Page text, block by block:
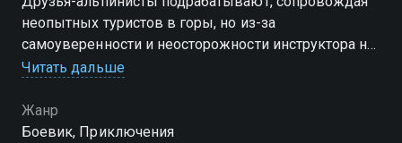
неопытных туристов в горы, но из-за
самоуверенности и неосторожности инструктора на
одном из подъемов трагически гибнет мужчина. И
бандитам, или сесть в тюрьму…
Читать дальше
Жанр
Боевик, Приключения